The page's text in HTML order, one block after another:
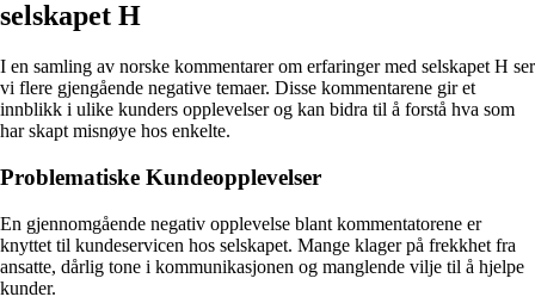
selskapet H
I en samling av norske kommentarer om erfaringer med selskapet H ser
vi flere gjengående negative temaer. Disse kommentarene gir et
innblikk i ulike kunders opplevelser og kan bidra til å forstå hva som
har skapt misnøye hos enkelte.
Problematiske Kundeopplevelser
En gjennomgående negativ opplevelse blant kommentatorene er
knyttet til kundeservicen hos selskapet. Mange klager på frekkhet fra
ansatte, dårlig tone i kommunikasjonen og manglende vilje til å hjelpe
kunder.